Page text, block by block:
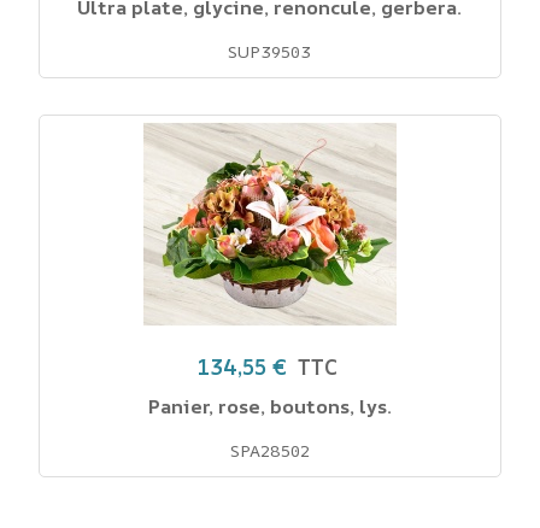
Ultra plate, glycine, renoncule, gerbera.
SUP39503
134,55 € TTC
Panier, rose, boutons, lys.
SPA28502